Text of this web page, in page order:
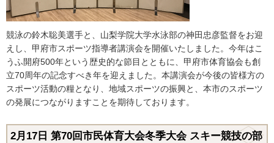
競泳の鈴木聡美選手と、山梨学院大学水泳部の神田忠彦監督をお迎
えし、甲府市スポーツ指導者講演会を開催いたしました。今年はこ
うふ開府500年という歴史的な節目とともに、甲府市体育協会も創
立70周年の記念すべき年を迎えました。本講演会が今後の皆様方の
スポーツ活動の糧となり、地域スポーツの振興と、本市のスポーツ
の発展につながりますことを期待しております。
2月17日 第70回市民体育大会冬季大会 スキー競技の部